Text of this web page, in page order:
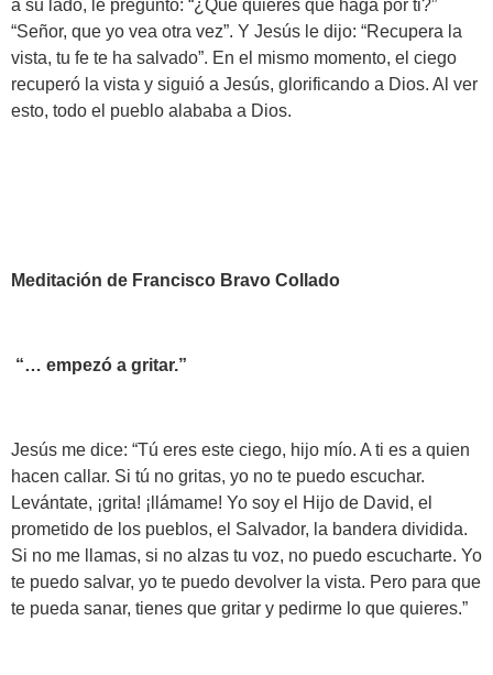
a su lado, le preguntó: “¿Qué quieres que haga por ti?”
“Señor, que yo vea otra vez”. Y Jesús le dijo: “Recupera la
vista, tu fe te ha salvado”. En el mismo momento, el ciego
recuperó la vista y siguió a Jesús, glorificando a Dios. Al ver
esto, todo el pueblo alababa a Dios.
Meditación de Francisco Bravo Collado
“… empezó a gritar.”
Jesús me dice: “Tú eres este ciego, hijo mío. A ti es a quien
hacen callar. Si tú no gritas, yo no te puedo escuchar.
Levántate, ¡grita! ¡llámame! Yo soy el Hijo de David, el
prometido de los pueblos, el Salvador, la bandera dividida.
Si no me llamas, si no alzas tu voz, no puedo escucharte. Yo
te puedo salvar, yo te puedo devolver la vista. Pero para que
te pueda sanar, tienes que gritar y pedirme lo que quieres.”